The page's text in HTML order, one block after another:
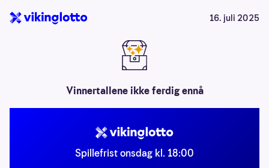
16. juli 2025
Vinnertallene ikke ferdig ennå
Spillefrist onsdag kl. 18:00